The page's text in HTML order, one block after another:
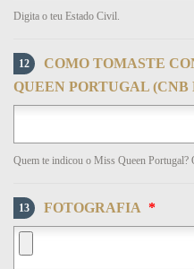
Digita o teu Estado Civil.
12
COMO TOMASTE
QUEEN PORTUGAL (CNB
Quem te indicou o Miss Queen Portugal?
13 FOTOGRAFIA *